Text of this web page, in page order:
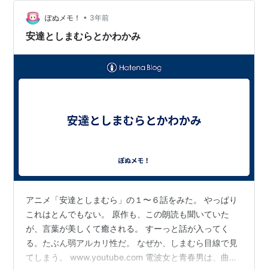
ークス
発売日:2009/01/07
メディア:文庫
購入: 8人クリック: 324回
この商品を含むブログ (164件) を見る
ぽぬメモ！ • 3年前
安達としまむらとかわかみ
アニメ「安達としまむら」の１〜６話をみた。 やっぱり
これはとんでもない。 原作も、この朗読も聞いていた
が、言葉が美しくて癒される。 すーっと話が入ってく
る。たぶん弱アルカリ性だ。 なぜか、しまむら目線で見
てしまう。 www.youtube.com 電波女と青春男は、曲や